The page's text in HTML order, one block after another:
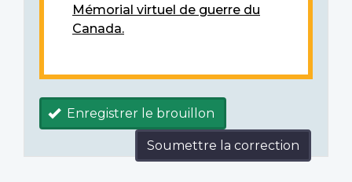
Mémorial virtuel de guerre du
Canada.
Enregistrer le brouillon
Soumettre la correction